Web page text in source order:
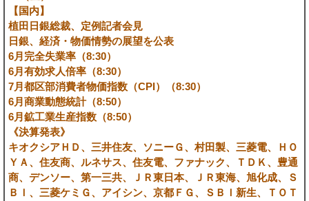
【国内】
植田日銀総裁、定例記者会見
日銀、経済・物価情勢の展望を公表
6月完全失業率（8:30）
6月有効求人倍率（8:30）
7月都区部消費者物価指数（CPI）（8:30）
6月商業動態統計（8:50）
6月鉱工業生産指数（8:50）
《決算発表》
キオクシアＨＤ、三井住友、ソニーＧ、村田製、三菱電、ＨＯ
ＹＡ、住友商、ルネサス、住友電、ファナック、ＴＤＫ、豊通
商、デンソー、第一三共、ＪＲ東日本、ＪＲ東海、旭化成、Ｓ
ＢＩ、三菱ケミＧ、アイシン、京都ＦＧ、ＳＢＩ新生、ＴＯＴ